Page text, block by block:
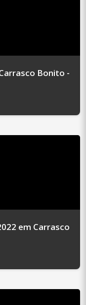
Bonito -
em Carrasco